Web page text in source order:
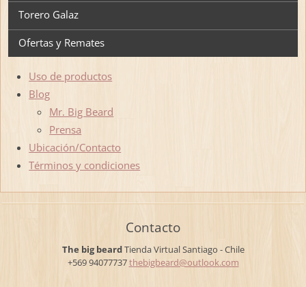
Torero Galaz
Ofertas y Remates
Uso de productos
Blog
Mr. Big Beard
Prensa
Ubicación/Contacto
Términos y condiciones
Contacto
The big beardTienda VirtualSantiago - Chile
+569 94077737thebigbeard@outlook.com